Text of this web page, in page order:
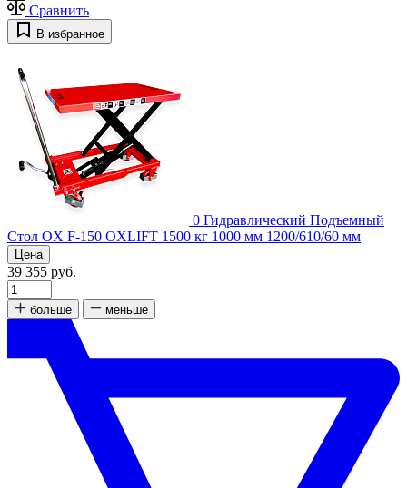
Сравнить
В избранное
0 Гидравлический Подъемный
Стол OX F-150 OXLIFT 1500 кг 1000 мм 1200/610/60 мм
Цена
39 355 руб.
больше меньше